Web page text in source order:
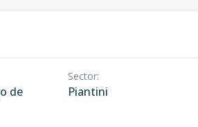
de
Sector:
Piantini